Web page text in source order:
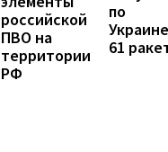
российской
ПВО на
территории
РФ
по
Украине
61